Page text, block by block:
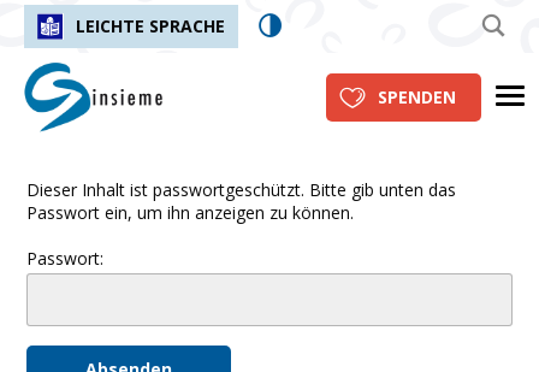
LEICHTE SPRACHE
insieme.ch
SPENDEN
Dieser Inhalt ist passwortgeschützt. Bitte gib unten das
Passwort ein, um ihn anzeigen zu können.
Passwort: